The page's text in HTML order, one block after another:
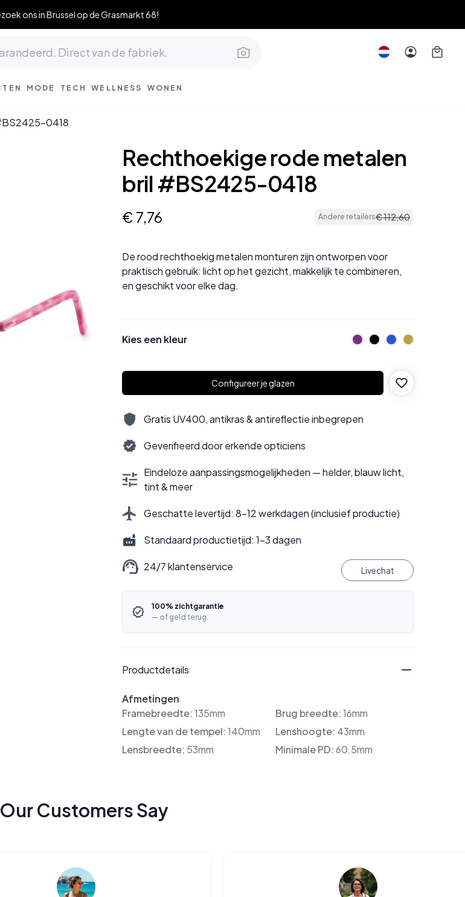
ons in Brussel op de Grasmarkt 68!
MODE TECH WELLNESS WONEN
0418
Rechthoekige rode metalen
bril #BS2425-0418
€ 7,76 Andere retailers€112,60
De rood rechthoekig metalen monturen zijn ontworpen voor
praktisch gebruik: licht op het gezicht, makkelijk te combineren,
en geschikt voor elke dag.
Kies een kleur
Configureer je glazen
Gratis UV400, antikras & antireflectie inbegrepen
Geverifieerd door erkende opticiens
Eindeloze aanpassingsmogelijkheden — helder, blauw licht,
tint & meer
Geschatte levertijd: 8–12 werkdagen (inclusief productie)
Standaard productietijd: 1–3 dagen
24/7 klantenservice Livechat
100% zichtgarantie
— of geld terug.
Productdetails
Afmetingen
Framebreedte:135mm Brug breedte:16mm
Lengte van de tempel:140mm Lenshoogte: 43mm
Lensbreedte: 53mm Minimale PD:60.5mm
Customers Say